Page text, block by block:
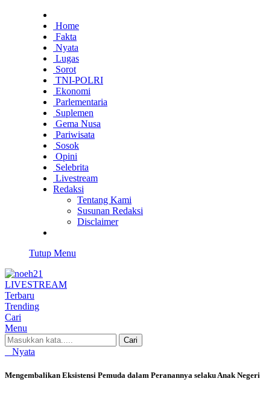
Home
Fakta
Nyata
Lugas
Sorot
TNI-POLRI
Ekonomi
Parlementaria
Suplemen
Gema Nusa
Pariwisata
Sosok
Opini
Selebrita
Livestream
Redaksi
Tentang Kami
Susunan Redaksi
Disclaimer
Tutup Menu
LIVESTREAM
Terbaru
Trending
Cari
Menu
Cari
Nyata
Mengembalikan Eksistensi Pemuda dalam Peranannya selaku Anak